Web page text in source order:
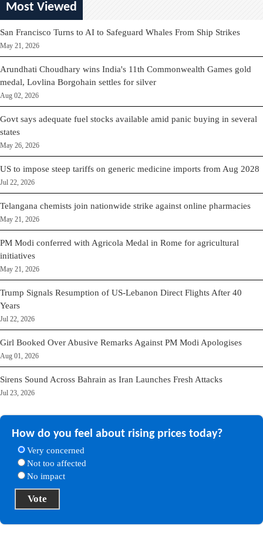
Most Viewed
San Francisco Turns to AI to Safeguard Whales From Ship Strikes
May 21, 2026
Arundhati Choudhary wins India's 11th Commonwealth Games gold
medal, Lovlina Borgohain settles for silver
Aug 02, 2026
Govt says adequate fuel stocks available amid panic buying in several
states
May 26, 2026
US to impose steep tariffs on generic medicine imports from Aug 2028
Jul 22, 2026
Telangana chemists join nationwide strike against online pharmacies
May 21, 2026
PM Modi conferred with Agricola Medal in Rome for agricultural
initiatives
May 21, 2026
Trump Signals Resumption of US-Lebanon Direct Flights After 40
Years
Jul 22, 2026
Girl Booked Over Abusive Remarks Against PM Modi Apologises
Aug 01, 2026
Sirens Sound Across Bahrain as Iran Launches Fresh Attacks
Jul 23, 2026
How do you feel about rising prices today?
Very concerned
Not too affected
No impact